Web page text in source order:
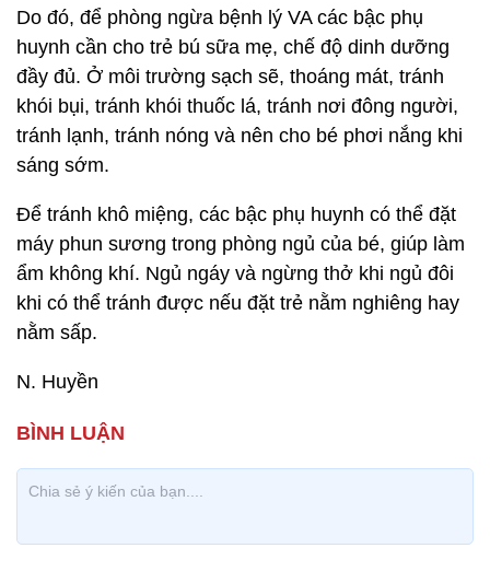
Do đó, để phòng ngừa bệnh lý VA các bậc phụ
huynh cần cho trẻ bú sữa mẹ, chế độ dinh dưỡng
đầy đủ. Ở môi trường sạch sẽ, thoáng mát, tránh
khói bụi, tránh khói thuốc lá, tránh nơi đông người,
tránh lạnh, tránh nóng và nên cho bé phơi nắng khi
sáng sớm.
Để tránh khô miệng, các bậc phụ huynh có thể đặt
máy phun sương trong phòng ngủ của bé, giúp làm
ẩm không khí. Ngủ ngáy và ngừng thở khi ngủ đôi
khi có thể tránh được nếu đặt trẻ nằm nghiêng hay
nằm sấp.
N. Huyền